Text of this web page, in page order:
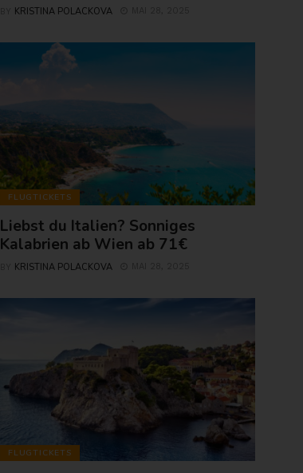
KRISTINA POLACKOVA
FLUGTICKETS
Liebst du Italien? Sonniges
Kalabrien ab Wien ab 71€
KRISTINA POLACKOVA
FLUGTICKETS